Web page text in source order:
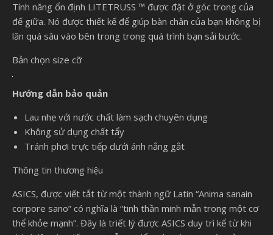
Tính năng ổn định LITETRUSS ™ được đặt ở góc trong của
đế giữa. Nó được thiết kế để giúp bàn chân của bạn không bị
lăn quá sâu vào bên trong trong quá trình bạn sải bước.
Bản chọn size cỡ
Hướng dẫn bảo quản
Lau nhẹ với nước chất làm sạch chuyên dụng
Không sử dụng chất tẩy
Tránh phơi trực tiếp dưới ánh nắng gắt
Thông tin thương hiệu
ASICS, được viết tắt từ một thành ngữ Latin “Anima sanain
corpore sano” có nghĩa là “tinh thần minh mẫn trong một cơ
thể khỏe mạnh”. Đây là triết lý được ASICS duy trì kể từ khi